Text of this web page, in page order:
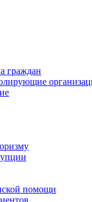
граждан
помощи